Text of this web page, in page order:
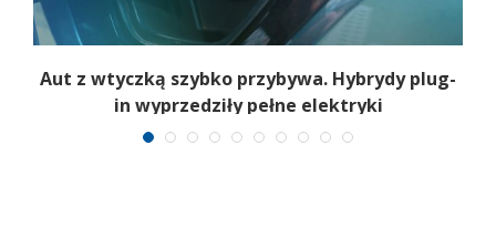
Aut z wtyczką szybko przybywa. Hybrydy plug-
in wyprzedziły pełne elektryki